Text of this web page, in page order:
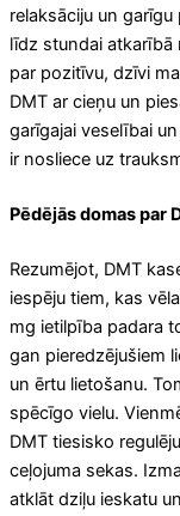
relaksāciju un
līdz stundai atkarībā
par pozitīvu, dzīvi
DMT ar cieņu un
garīgajai veselībai
ir nosliece uz
Pēdējās domas par
Rezumējot, DMT
iespēju tiem, kas
mg ietilpība padara
gan pieredzējušiem
un ērtu lietošanu.
spēcīgo vielu.
DMT tiesisko
ceļojuma sekas.
atklāt dziļu ieskatu